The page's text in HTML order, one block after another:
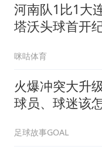
河南队1比1大
塔沃头球首开
咪咕体育
火爆冲突大升
球员、球迷该
足球故事GOAL